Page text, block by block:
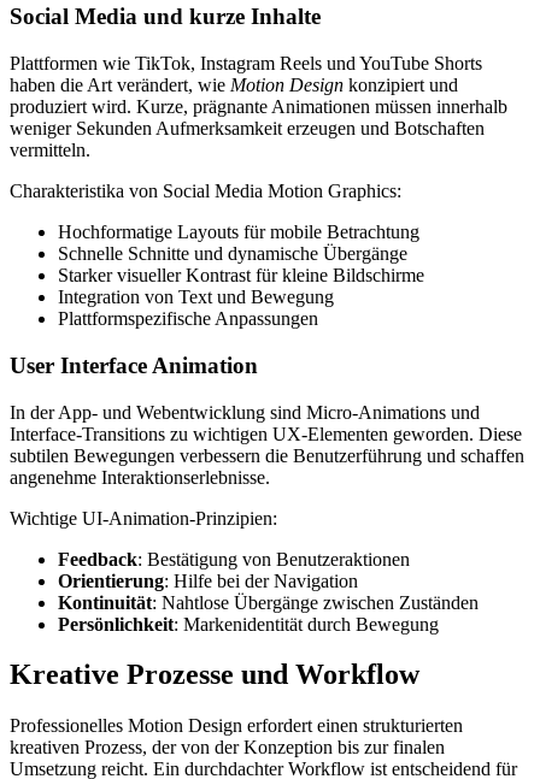
Social Media und kurze Inhalte
Plattformen wie TikTok, Instagram Reels und YouTube Shorts
haben die Art verändert, wie Motion Design konzipiert und
produziert wird. Kurze, prägnante Animationen müssen innerhalb
weniger Sekunden Aufmerksamkeit erzeugen und Botschaften
vermitteln.
Charakteristika von Social Media Motion Graphics:
Hochformatige Layouts für mobile Betrachtung
Schnelle Schnitte und dynamische Übergänge
Starker visueller Kontrast für kleine Bildschirme
Integration von Text und Bewegung
Plattformspezifische Anpassungen
User Interface Animation
In der App- und Webentwicklung sind Micro-Animations und
Interface-Transitions zu wichtigen UX-Elementen geworden. Diese
subtilen Bewegungen verbessern die Benutzerführung und schaffen
angenehme Interaktionserlebnisse.
Wichtige UI-Animation-Prinzipien:
Feedback: Bestätigung von Benutzeraktionen
Orientierung: Hilfe bei der Navigation
Kontinuität: Nahtlose Übergänge zwischen Zuständen
Persönlichkeit: Markenidentität durch Bewegung
Kreative Prozesse und Workflow
Professionelles Motion Design erfordert einen strukturierten
kreativen Prozess, der von der Konzeption bis zur finalen
Umsetzung reicht. Ein durchdachter Workflow ist entscheidend für